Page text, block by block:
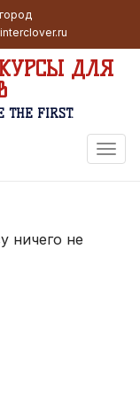
ДЛЯ
THE FIRST.
ничего не